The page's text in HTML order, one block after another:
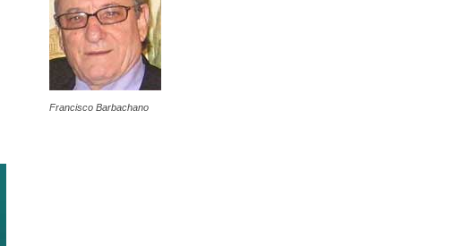
Francisco Barbachano